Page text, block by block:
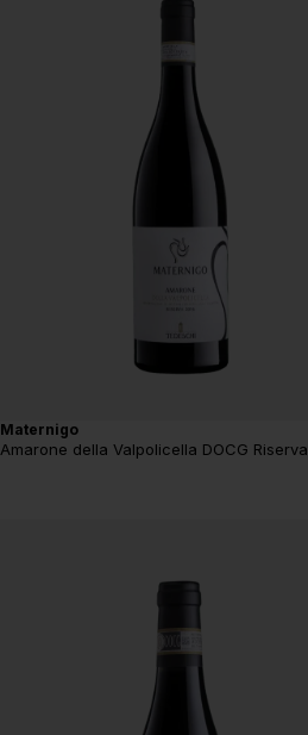
Maternigo
Amarone della Valpolicella DOCG Riserva